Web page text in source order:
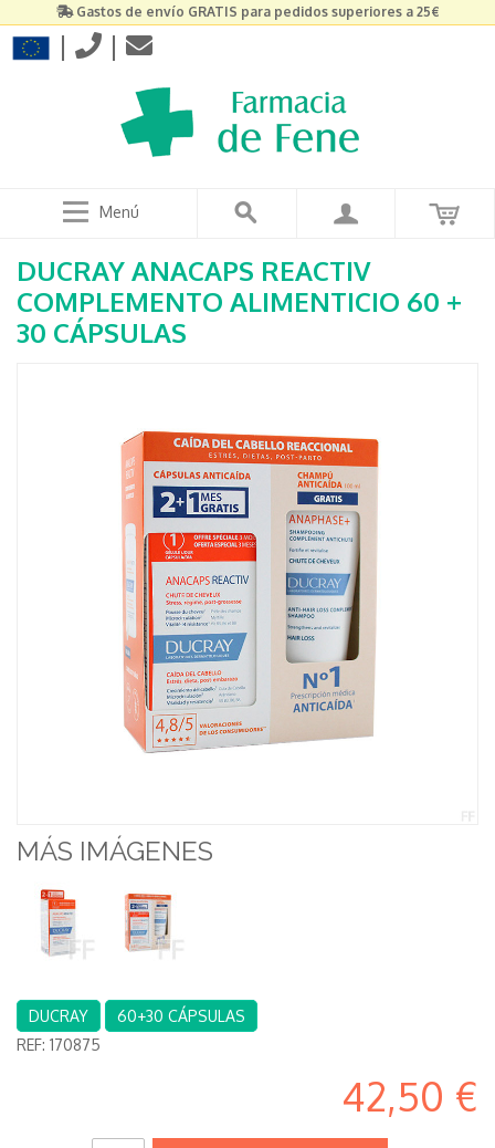
Gastos de envío GRATIS para pedidos superiores a 25€
| |
Menú
DUCRAY ANACAPS REACTIV
COMPLEMENTO ALIMENTICIO 60 +
30 CÁPSULAS
MÁS IMÁGENES
DUCRAY
60+30 CÁPSULAS
REF: 170875
42,50 €